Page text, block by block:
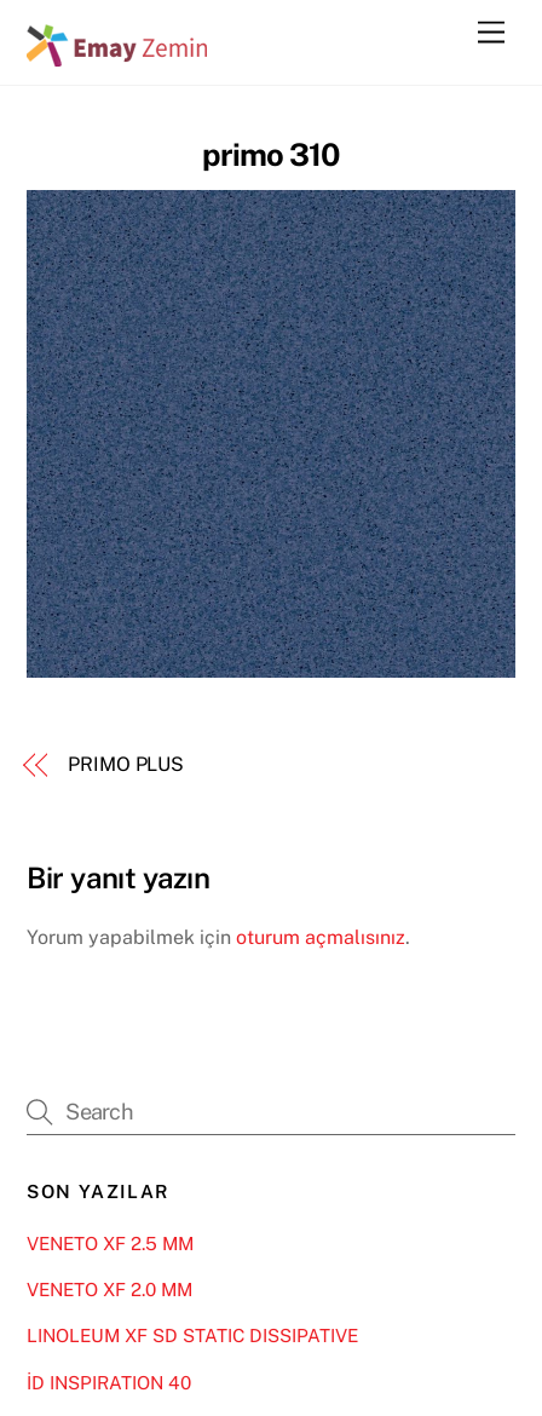
primo 310
PRIMO PLUS
Bir yanıt yazın
Yorum yapabilmek içinoturum açmalısınız.
SON YAZILAR
VENETO XF 2.5 MM
VENETO XF 2.0 MM
LINOLEUM XF SD STATIC DISSIPATIVE
İD INSPIRATION 40